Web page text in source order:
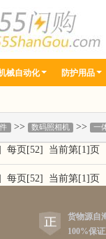
械自动化 防护用品
>> 数码照相机 >> 一
每页[52] 当前第[1]页
每页[52] 当前第[1]页
货物源自
100%保